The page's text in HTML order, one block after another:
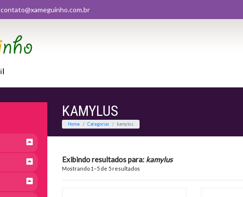
contato@xameguinho.com.br
KAMYLUS
Home Categorias
Exibindo resultados para: kamylus
Mostrando 1–5 de 5 resultados